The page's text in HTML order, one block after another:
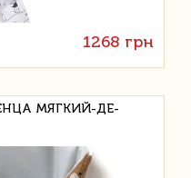
1268 грн
МЯГКИЙ-ДЕ-